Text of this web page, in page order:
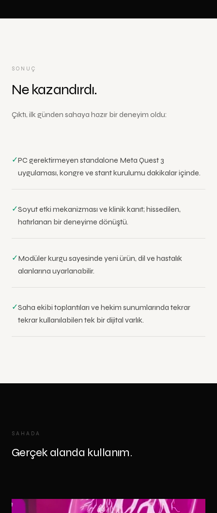
SONUÇ
Ne kazandırdı.
Çıktı, ilk günden sahaya hazır bir deneyim oldu:
✓PC gerektirmeyen standalone Meta Quest 3
uygulaması, kongre ve stant kurulumu dakikalar içinde.
✓Soyut etki mekanizması ve klinik kanıt; hissedilen,
hatırlanan bir deneyime dönüştü.
✓Modüler kurgu sayesinde yeni ürün, dil ve hastalık
alanlarına uyarlanabilir.
✓Saha ekibi toplantıları ve hekim sunumlarında tekrar
tekrar kullanılabilen tek bir dijital varlık.
SAHADA
Gerçek alanda kullanım.